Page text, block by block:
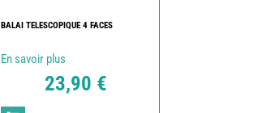
BALAI TELESCOPIQUE 4 FACES
En savoir plus
23,90 €